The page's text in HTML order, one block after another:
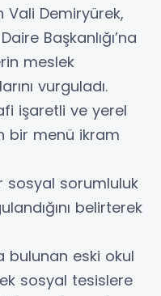
Demiryürek,
Başkanlığı’na
meslek
vurguladı.
işaretli ve yerel
bir menü ikram
sosyal sorumluluk
belirterek
bulunan eski okul
sosyal tesislere